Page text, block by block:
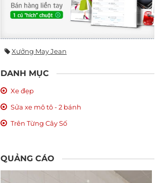
Xưởng May Jean
DANH MỤC
Xe đẹp
Sửa xe mô tô - 2 bánh
Trên Từng Cây Số
QUẢNG CÁO